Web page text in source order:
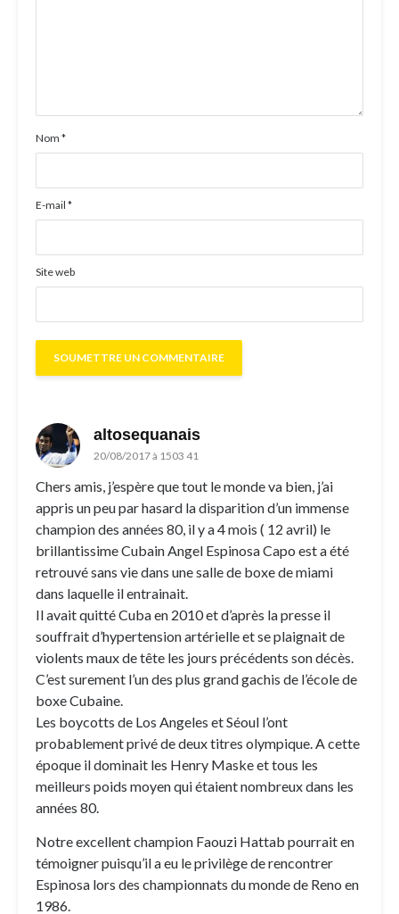
Nom *
E-mail *
Site web
altosequanais
20/08/2017 à 1503 41
Chers amis, j’espère que tout le monde va bien, j’ai
appris un peu par hasard la disparition d’un immense
champion des années 80, il y a 4 mois ( 12 avril) le
brillantissime Cubain Angel Espinosa Capo est a été
retrouvé sans vie dans une salle de boxe de miami
dans laquelle il entrainait.
Il avait quitté Cuba en 2010 et d’après la presse il
souffrait d’hypertension artérielle et se plaignait de
violents maux de tête les jours précédents son décès.
C’est surement l’un des plus grand gachis de l’école de
boxe Cubaine.
Les boycotts de Los Angeles et Séoul l’ont
probablement privé de deux titres olympique. A cette
époque il dominait les Henry Maske et tous les
meilleurs poids moyen qui étaient nombreux dans les
années 80.
Notre excellent champion Faouzi Hattab pourrait en
témoigner puisqu’il a eu le privilège de rencontrer
Espinosa lors des championnats du monde de Reno en
1986.